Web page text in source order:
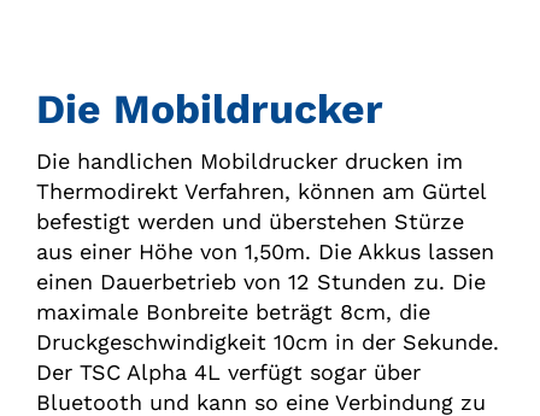
Die Mobildrucker
Die handlichen Mobildrucker drucken im
Thermodirekt Verfahren, können am Gürtel
befestigt werden und überstehen Stürze
aus einer Höhe von 1,50m. Die Akkus lassen
einen Dauerbetrieb von 12 Stunden zu. Die
maximale Bonbreite beträgt 8cm, die
Druckgeschwindigkeit 10cm in der Sekunde.
Der TSC Alpha 4L verfügt sogar über
Bluetooth und kann so eine Verbindung zu